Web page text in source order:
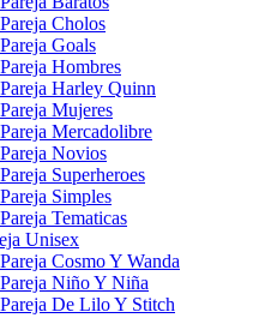
Cholos
Goals
Hombres
Harley Quinn
Mujeres
Mercadolibre
Novios
Superheroes
Simples
Tematicas
Unisex
Cosmo Y Wanda
Niño Y Niña
De Lilo Y Stitch